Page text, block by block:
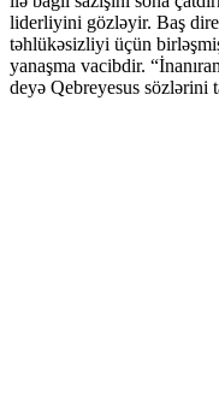
liderliyini gözləyir. Baş
təhlükəsizliyi üçün
yanaşma vacibdir.
deyə Qebreyesus sözlərini